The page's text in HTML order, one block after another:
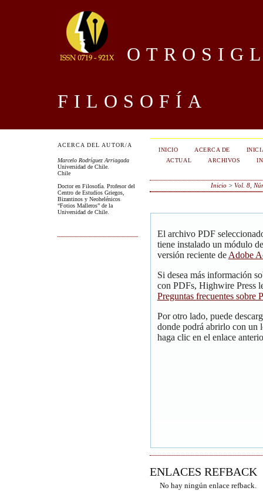
FILOSOFÍA
ACERCA DEL AUTOR/A
Marcelo Rodríguez Arriagada
Universidad de Chile.
Chile
Doctor en Filosofía. Profesor del
Centro de Estudios Griegos,
Bizantinos y Neohelénicos
“Fotios Malleros” de la
Universidad de Chile.
INICIO ACERCA DE
ACTUAL
ARCHIVOS
Inicio >Vol. 8,
El archivo PDF
tiene instalado un módulo
versión reciente de Adobe
Si desea más información
con PDFs, Highwire Press
Preguntas frecuentes sobre
Por otro lado, puede
donde podrá abrirlo con un
haga clic en el enlace
ENLACES REFBACK
No hay ningún enlace refback.